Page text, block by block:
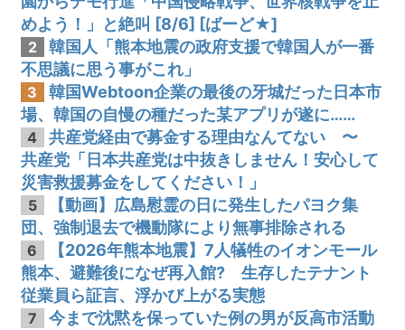
めよう！」と絶叫 [8/6] [ばーど★]
2
韓国人「熊本地震の政府支援で韓国人が一番
不思議に思う事がこれ」
3
韓国Webtoon企業の最後の牙城だった日本市
場、韓国の自慢の種だった某アプリが遂に……
4
共産党経由で募金する理由なんてない 〜
共産党「日本共産党は中抜きしません！安心して
災害救援募金をしてください！」
5
【動画】広島慰霊の日に発生したパヨク集
団、強制退去で機動隊により無事排除される
6
【2026年熊本地震】7人犠牲のイオンモール
熊本、避難後になぜ再入館? 生存したテナント
従業員ら証言、浮かび上がる実態
7
今まで沈黙を保っていた例の男が反高市活動